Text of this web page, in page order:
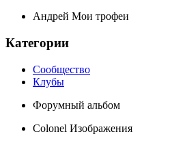
Андрей Мои трофеи
Категории
Сообщество
Клубы
Форумный альбом
Colonel Изображения